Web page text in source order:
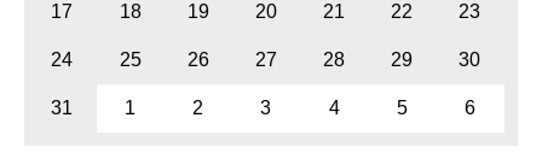
17 18 19 20 21 22 23
24 25 26 27 28 29 30
31 1 2 3 4 5 6